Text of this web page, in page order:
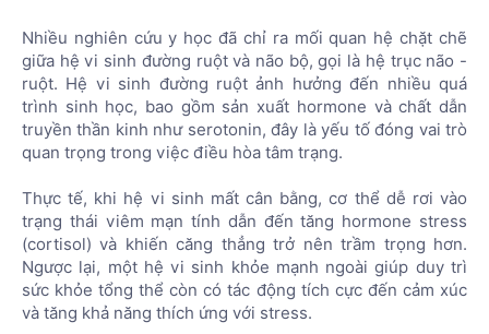
Nhiều nghiên cứu y học đã chỉ ra mối quan hệ chặt chẽ
giữa hệ vi sinh đường ruột và não bộ, gọi là hệ trục não -
ruột. Hệ vi sinh đường ruột ảnh hưởng đến nhiều quá
trình sinh học, bao gồm sản xuất hormone và chất dẫn
truyền thần kinh như serotonin, đây là yếu tố đóng vai trò
quan trọng trong việc điều hòa tâm trạng.
Thực tế, khi hệ vi sinh mất cân bằng, cơ thể dễ rơi vào
trạng thái viêm mạn tính dẫn đến tăng hormone stress
(cortisol) và khiến căng thẳng trở nên trầm trọng hơn.
Ngược lại, một hệ vi sinh khỏe mạnh ngoài giúp duy trì
sức khỏe tổng thể còn có tác động tích cực đến cảm xúc
và tăng khả năng thích ứng với stress.